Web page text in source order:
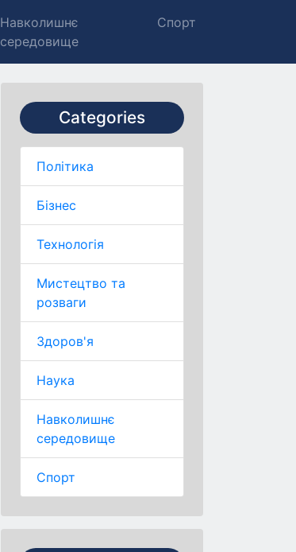
Навколишнє
середовище
Спорт
Categories
Політика
Бізнес
Технологія
Мистецтво та
розваги
Здоров'я
Наука
Навколишнє
середовище
Спорт